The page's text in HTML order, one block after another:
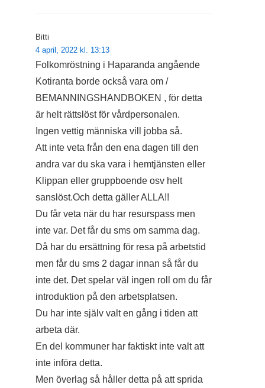
Bitti
4 april, 2022 kl. 13:13
Folkomröstning i Haparanda angående
Kotiranta borde också vara om /
BEMANNINGSHANDBOKEN , för detta
är helt rättslöst för vårdpersonalen.
Ingen vettig människa vill jobba så.
Att inte veta från den ena dagen till den
andra var du ska vara i hemtjänsten eller
Klippan eller gruppboende osv helt
sanslöst.Och detta gäller ALLA!!
Du får veta när du har resurspass men
inte var. Det får du sms om samma dag.
Då har du ersättning för resa på arbetstid
men får du sms 2 dagar innan så får du
inte det. Det spelar väl ingen roll om du får
introduktion på den arbetsplatsen.
Du har inte själv valt en gång i tiden att
arbeta där.
En del kommuner har faktiskt inte valt att
inte införa detta.
Men överlag så håller detta på att sprida